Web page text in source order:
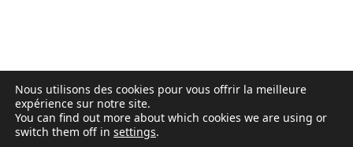
Nous utilisons des cookies pour vous offrir la meilleure
expérience sur notre site.
You can find out more about which cookies we are using or
switch them off in settings.